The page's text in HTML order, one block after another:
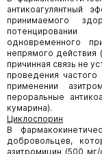
антикоагулянтный
принимаемого
одновременного
непрямого действия
причинная связь не
проведения
применении
пероральные
кумарина).
Циклоспорин
В
добровольцев,
азитромицин (500